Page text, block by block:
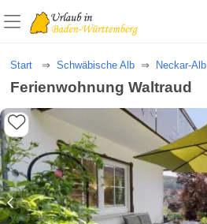
Start Schwäbische Alb Neckar-Alb
Ferienwohnung Waltraud